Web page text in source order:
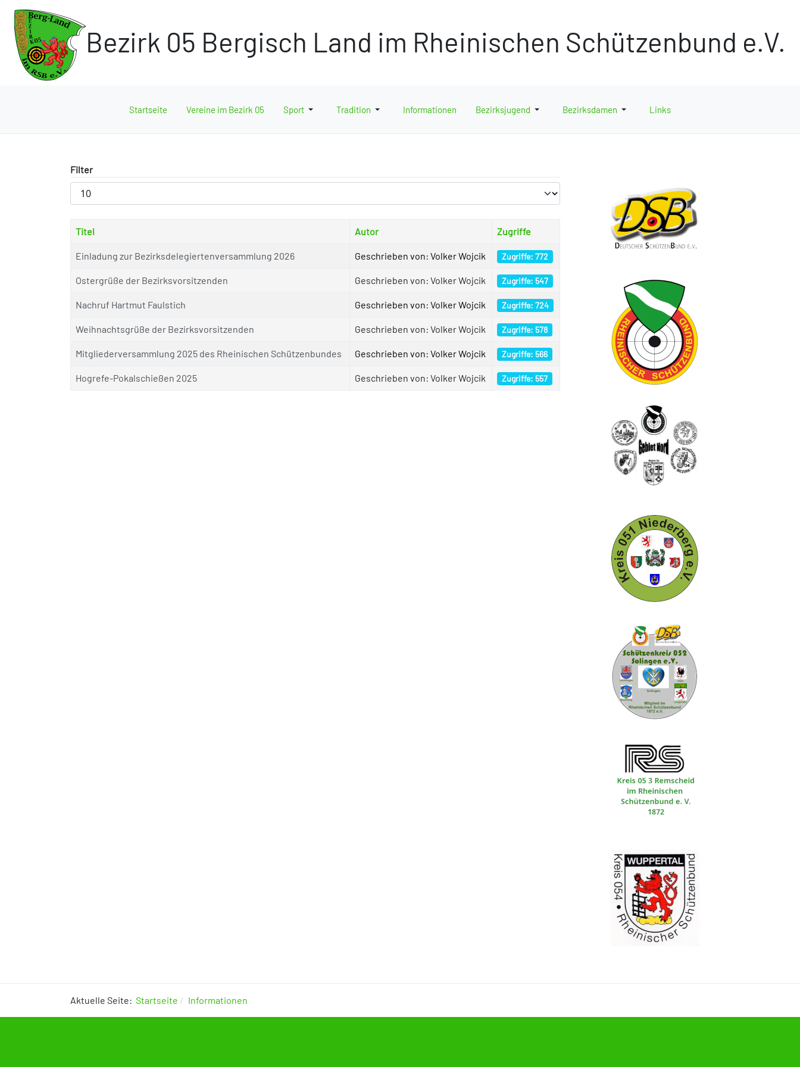
Bezirk 05 Bergisch Land im Rheinischen Schützenbund e.V.
Startseite Vereine im Bezirk 05 Sport Tradition Informationen Bezirksjugend Bezirksdamen Links
Filter
Anzeige
#
Titel Autor Zugriffe
Einladung zur Bezirksdelegiertenversammlung 2026 Geschrieben von: Volker Wojcik Zugriffe: 772
Ostergrüße der Bezirksvorsitzenden Geschrieben von: Volker Wojcik Zugriffe: 547
Nachruf Hartmut Faulstich Geschrieben von: Volker Wojcik Zugriffe: 724
Weihnachtsgrüße der Bezirksvorsitzenden Geschrieben von: Volker Wojcik Zugriffe: 578
Mitgliederversammlung 2025 des Rheinischen Schützenbundes Geschrieben von: Volker Wojcik Zugriffe: 566
Hogrefe-Pokalschießen 2025 Geschrieben von: Volker Wojcik Zugriffe: 557
Aktuelle Seite: Startseite Informationen